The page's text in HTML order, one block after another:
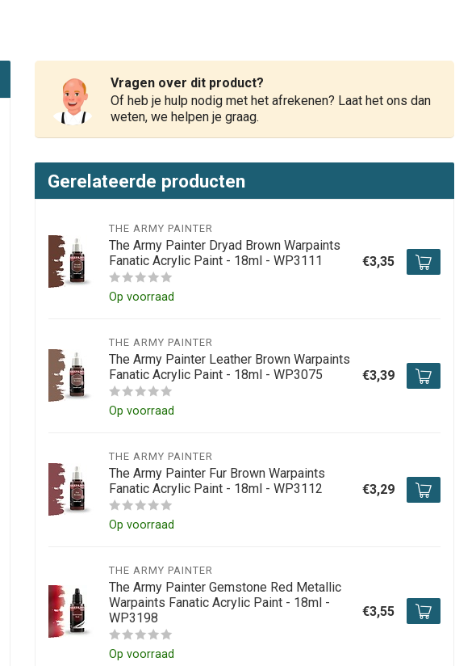
Vragen over dit product?
Of heb je hulp nodig met het afrekenen? Laat het ons dan
weten, we helpen je graag.
Gerelateerde producten
THE ARMY PAINTER
The Army Painter Dryad Brown Warpaints
Fanatic Acrylic Paint - 18ml - WP3111
Op voorraad
€3,35
THE ARMY PAINTER
The Army Painter Leather Brown Warpaints
Fanatic Acrylic Paint - 18ml - WP3075
Op voorraad
€3,39
THE ARMY PAINTER
The Army Painter Fur Brown Warpaints
Fanatic Acrylic Paint - 18ml - WP3112
Op voorraad
€3,29
THE ARMY PAINTER
The Army Painter Gemstone Red Metallic
Warpaints Fanatic Acrylic Paint - 18ml -
WP3198
Op voorraad
€3,55